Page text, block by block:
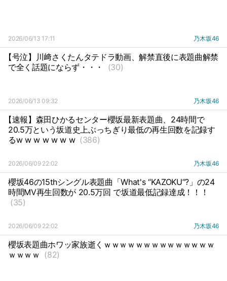
2026/06/13 17:11 乃木坂46
【号泣】川﨑さくたんタテドラ動画、解禁直後に表題曲解禁
で全く話題にならず・・・
(30)
2026/06/13 09:32 乃木坂46
【速報】森田ひかるセンター櫻坂最新表題曲、24時間で
20.5万という坂道史上ぶっちぎり最低の再生回数を記録す
るw w w w w w w (386)
2026/06/09 22:02 乃木坂46
櫻坂46の15thシングル表題曲「What's “KAZOKU”?」の24
時間MV再生回数が 20.5万回 で坂道最低記録達成！！！
(35)
2026/06/09 22:02 乃木坂46
櫻坂表題曲ホワッ家族逝くｗｗｗｗｗｗｗｗｗｗｗｗｗｗ
ｗｗｗｗ (82)